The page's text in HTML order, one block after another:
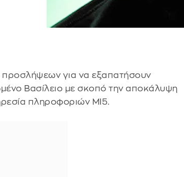
προσλήψεων για να εξαπατήσουν
Βασίλειο με σκοπό την αποκάλυψη
πληροφοριών MI5.